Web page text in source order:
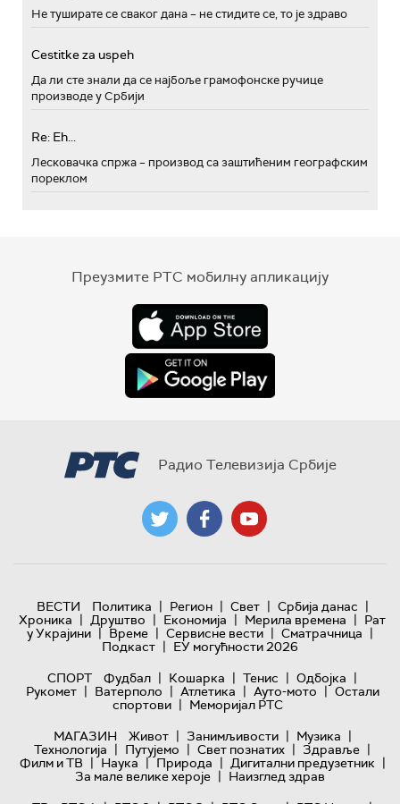
Не туширате се сваког дана – не стидите се, то је здраво
Cestitke za uspeh
Да ли сте знали да се најбоље грамофонске ручице
производе у Србији
Re: Eh...
Лесковачка спржа – производ са заштићеним географским
пореклом
Преузмите РТС мобилну апликацију
Радио Телевизија Србије
ВЕСТИ Политика | Регион | Свет | Србија данас |
Хроника | Друштво | Економија | Мерила времена | Рат
у Украјини | Време | Сервисне вести | Сматрачница |
Подкаст | ЕУ могућности 2026
СПОРТ
Фудбал | Кошарка | Тенис | Одбојка |
Рукомет | Ватерполо | Атлетика | Ауто-мото | Остали
спортови | Меморијал РТС
МАГАЗИН
Живот | Занимљивости | Музика |
Технологијa | Путујемо | Свет познатих | Здравље |
Филм и ТВ | Наука | Природа | Дигитални предузетник |
За мале велике хероје | Наизглед здрав